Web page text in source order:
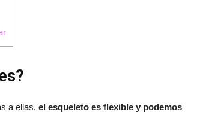
a ellas, el esqueleto es flexible y podemos